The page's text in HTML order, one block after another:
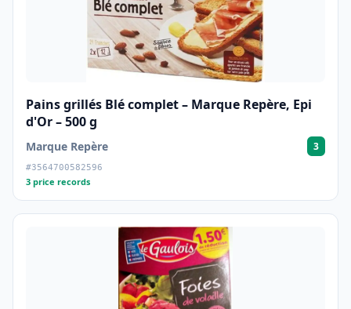
Pains grillés Blé complet – Marque Repère, Epi
d'Or – 500 g
Marque Repère 3
#3564700582596
3 price records